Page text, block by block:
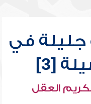
جليلة في
[3]
العقل